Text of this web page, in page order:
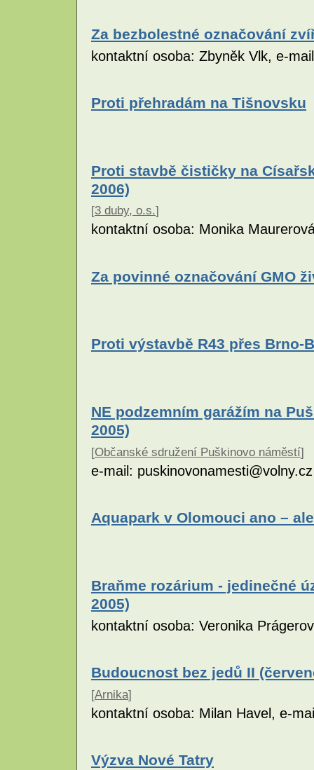
Za bezbolestné označování
kontaktní osoba: Zbyněk Vlk, e-
Proti přehradám na Tišnovsku
Proti stavbě čističky na
2006)
[3 duby, o.s.]
kontaktní osoba: Monika
Za povinné označování GMO
Proti výstavbě R43 přes Brno-
NE podzemním garážím na
2005)
[Občanské sdružení Puškinovo náměstí]
e-mail: puskinovonamesti@volny.cz
Aquapark v Olomouci ano –
Braňme rozárium - jedinečné
2005)
kontaktní osoba: Veronika
Budoucnost bez jedů II
[Arnika]
kontaktní osoba: Milan Havel, e-
Výzva Nové Tatry